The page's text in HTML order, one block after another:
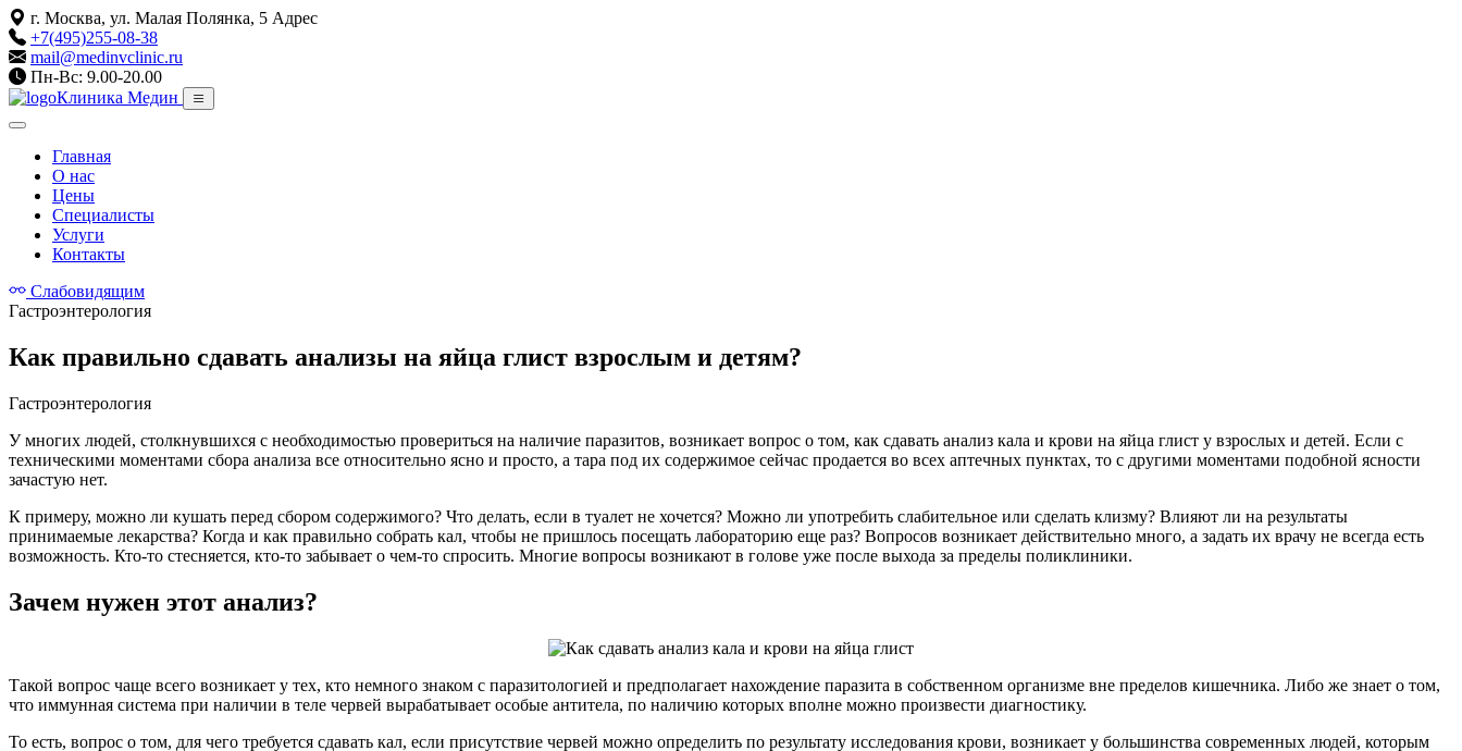
г. Москва, ул. Малая Полянка, 5 Адрес
+7(495)255-08-38
mail@medinvclinic.ru
Пн-Вс: 9.00-20.00
Клиника Медин
Главная
О нас
Цены
Специалисты
Услуги
Контакты
Слабовидящим
Гастроэнтерология
Как правильно сдавать анализы на яйца глист взрослым и детям?
Гастроэнтерология
У многих людей, столкнувшихся с необходимостью провериться на наличие паразитов, возникает вопрос о том, как сдавать анализ кала и крови на яйца глист у взрослых и детей. Если с
техническими моментами сбора анализа все относительно ясно и просто, а тара под их содержимое сейчас продается во всех аптечных пунктах, то с другими моментами подобной ясности
зачастую нет.
К примеру, можно ли кушать перед сбором содержимого? Что делать, если в туалет не хочется? Можно ли употребить слабительное или сделать клизму? Влияют ли на результаты
принимаемые лекарства? Когда и как правильно собрать кал, чтобы не пришлось посещать лабораторию еще раз? Вопросов возникает действительно много, а задать их врачу не всегда есть
возможность. Кто-то стесняется, кто-то забывает о чем-то спросить. Многие вопросы возникают в голове уже после выхода за пределы поликлиники.
Зачем нужен этот анализ?
Такой вопрос чаще всего возникает у тех, кто немного знаком с паразитологией и предполагает нахождение паразита в собственном организме вне пределов кишечника. Либо же знает о том,
что иммунная система при наличии в теле червей вырабатывает особые антитела, по наличию которых вполне можно произвести диагностику.
То есть, вопрос о том, для чего требуется сдавать кал, если присутствие червей можно определить по результату исследования крови, возникает у большинства современных людей, которым